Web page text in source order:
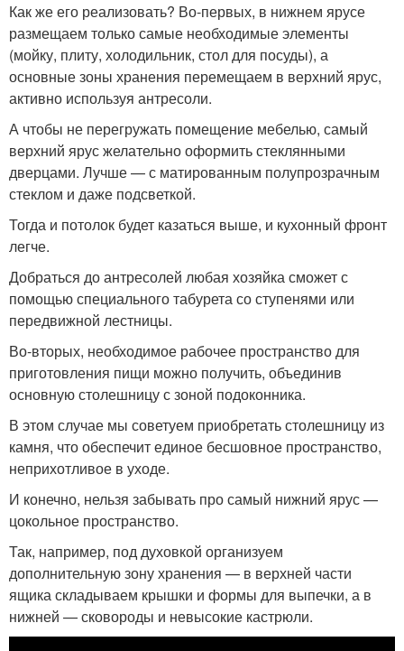
Как же его реализовать? Во-первых, в нижнем ярусе
размещаем только самые необходимые элементы
(мойку, плиту, холодильник, стол для посуды), а
основные зоны хранения перемещаем в верхний ярус,
активно используя антресоли.
А чтобы не перегружать помещение мебелью, самый
верхний ярус желательно оформить стеклянными
дверцами. Лучше — с матированным полупрозрачным
стеклом и даже подсветкой.
Тогда и потолок будет казаться выше, и кухонный фронт
легче.
Добраться до антресолей любая хозяйка сможет с
помощью специального табурета со ступенями или
передвижной лестницы.
Во-вторых, необходимое рабочее пространство для
приготовления пищи можно получить, объединив
основную столешницу с зоной подоконника.
В этом случае мы советуем приобретать столешницу из
камня, что обеспечит единое бесшовное пространство,
неприхотливое в уходе.
И конечно, нельзя забывать про самый нижний ярус —
цокольное пространство.
Так, например, под духовкой организуем
дополнительную зону хранения — в верхней части
ящика складываем крышки и формы для выпечки, а в
нижней — сковороды и невысокие кастрюли.